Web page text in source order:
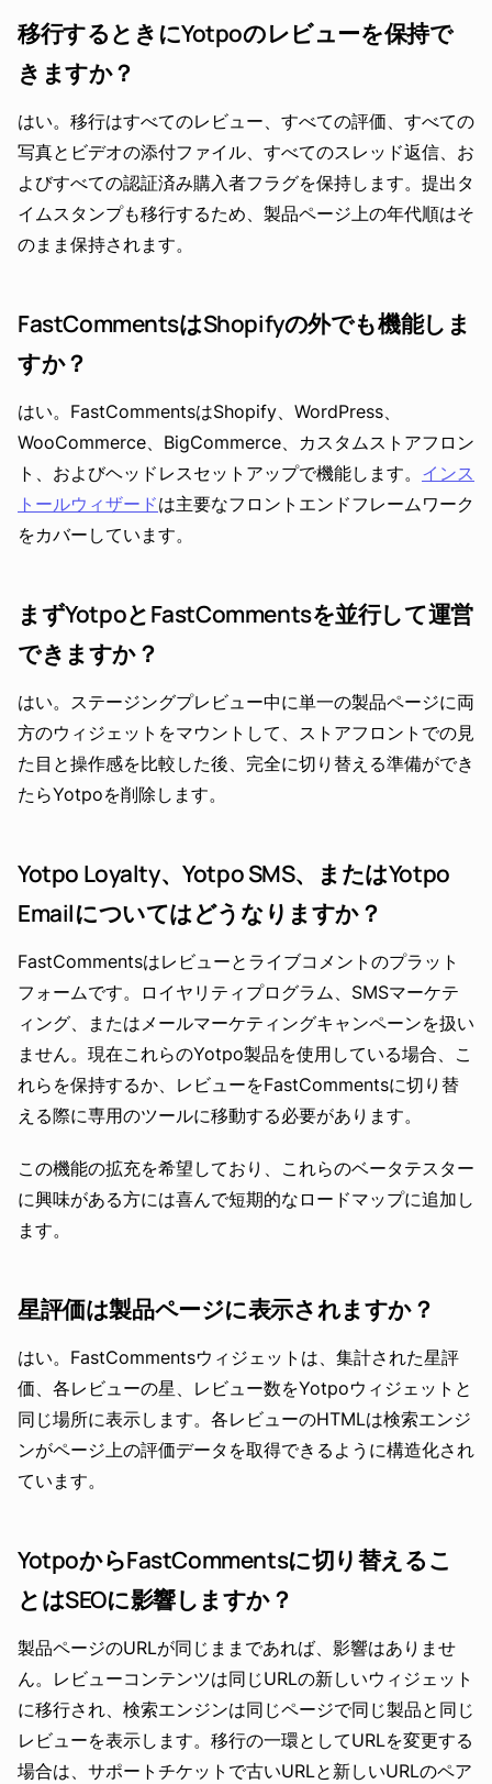
移行するときにYotpoのレビューを保持で
きますか？
はい。移行はすべてのレビュー、すべての評価、すべての
写真とビデオの添付ファイル、すべてのスレッド返信、お
よびすべての認証済み購入者フラグを保持します。提出タ
イムスタンプも移行するため、製品ページ上の年代順はそ
のまま保持されます。
FastCommentsはShopifyの外でも機能しま
すか？
はい。FastCommentsはShopify、WordPress、
WooCommerce、BigCommerce、カスタムストアフロン
ト、およびヘッドレスセットアップで機能します。 インス
トールウィザードは主要なフロントエンドフレームワーク
をカバーしています。
まずYotpoとFastCommentsを並行して運営
できますか？
はい。ステージングプレビュー中に単一の製品ページに両
方のウィジェットをマウントして、ストアフロントでの見
た目と操作感を比較した後、完全に切り替える準備ができ
たらYotpoを削除します。
Yotpo Loyalty、Yotpo SMS、またはYotpo
Emailについてはどうなりますか？
FastCommentsはレビューとライブコメントのプラット
フォームです。ロイヤリティプログラム、SMSマーケテ
ィング、またはメールマーケティングキャンペーンを扱い
ません。現在これらのYotpo製品を使用している場合、こ
れらを保持するか、レビューをFastCommentsに切り替
える際に専用のツールに移動する必要があります。
この機能の拡充を希望しており、これらのベータテスター
に興味がある方には喜んで短期的なロードマップに追加し
ます。
星評価は製品ページに表示されますか？
はい。FastCommentsウィジェットは、集計された星評
価、各レビューの星、レビュー数をYotpoウィジェットと
同じ場所に表示します。各レビューのHTMLは検索エンジ
ンがページ上の評価データを取得できるように構造化され
ています。
YotpoからFastCommentsに切り替えるこ
とはSEOに影響しますか？
製品ページのURLが同じままであれば、影響はありませ
ん。レビューコンテンツは同じURLの新しいウィジェット
に移行され、検索エンジンは同じページで同じ製品と同じ
レビューを表示します。移行の一環としてURLを変更する
場合は、サポートチケットで古いURLと新しいURLのペア